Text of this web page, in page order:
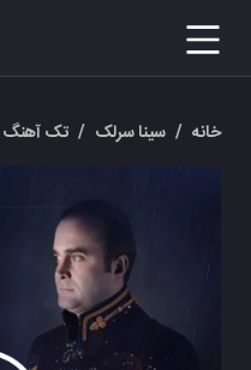
خانه / سینا سرلک / تک آهنگ